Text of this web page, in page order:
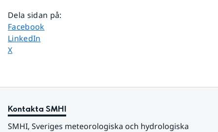
Dela sidan på:
Dela sidan på
Facebook
Dela sidan på
LinkedIn
Dela sidan på
X
Kontakta SMHI
SMHI, Sveriges meteorologiska och hydrologiska